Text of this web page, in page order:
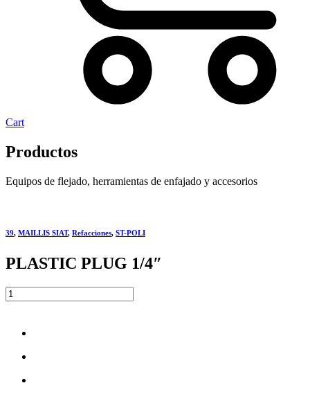
Cart
Productos
Equipos de flejado, herramientas de enfajado y accesorios
39, MAILLIS SIAT, Refacciones, ST-POLI
PLASTIC PLUG 1/4″
PLASTIC
PLUG
quantity